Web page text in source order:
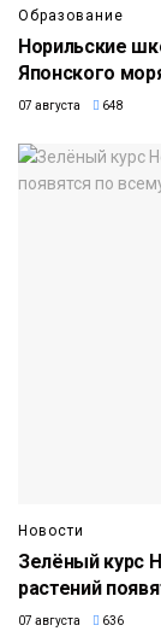
Образование
Норильские
Японского
07 августа 648
Новости
Зелёный курс
растений
07 августа 636